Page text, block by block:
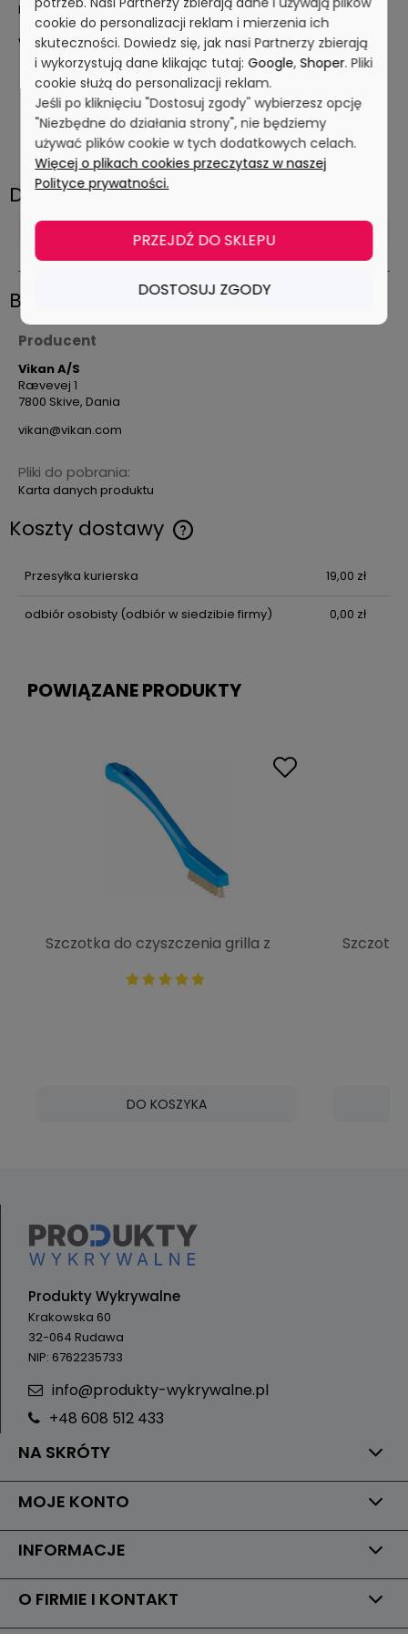
klozetowych.
Wymiary:
Długość całkowita: 400 mm
Średnica głowicy: 74 mm
Szerokość podstawy: 125 mm
Wysokość podstawy: 125 mm
Kolor: biały
Dane techniczne
Maks. temperatura czyszczenia (zmywarka)
93 ° C
Bezpieczeństwo
Producent
Vikan A/S
Rævevej 1
7800 Skive, Dania
vikan@vikan.com
Pliki do pobrania:
Karta danych produktu
Koszty dostawy
Przesyłka kurierska 19,00 zł
odbiór osobisty(odbiór w siedzibie firmy) 0,00 zł
POWIĄZANE PRODUKTY
Szczotka do czyszczenia grilla z
bardzo sztywnym włosiem
niebieska | VIKAN 44023
DO KOSZYKA
średnia
NA SKRÓTY
MOJE KONTO
INFORMACJE
O FIRMIE I KONTAKT
Produkty Wykrywalne
Krakowska 60
32-064 Rudawa
NIP: 6762235733
info@produkty-wykrywalne.pl
+48 608 512 433
cookie do personalizacji reklam i mierzenia ich
skuteczności. Dowiedz się, jak nasi Partnerzy zbierają
i wykorzystują dane klikając tutaj:Google,Shoper. Pliki
cookie służą do personalizacji reklam.
Jeśli po kliknięciu "Dostosuj zgody" wybierzesz opcję
"Niezbędne do działania strony", nie będziemy
używać plików cookie w tych dodatkowych celach.
Więcej o plikach cookies przeczytasz w naszej
Polityce prywatności.
PRZEJDŹ DO SKLEPU
DOSTOSUJ ZGODY